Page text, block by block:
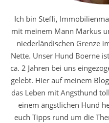
Ich bin Steffi,
mit meinem Mann Markus
niederländischen Grenze
Nette. Unser Hund Boerne
ca. 2 Jahren bei uns
gelebt. Hier auf meinem
das Leben mit Angsthund
einem ängstlichen Hund
euch Tipps rund um die